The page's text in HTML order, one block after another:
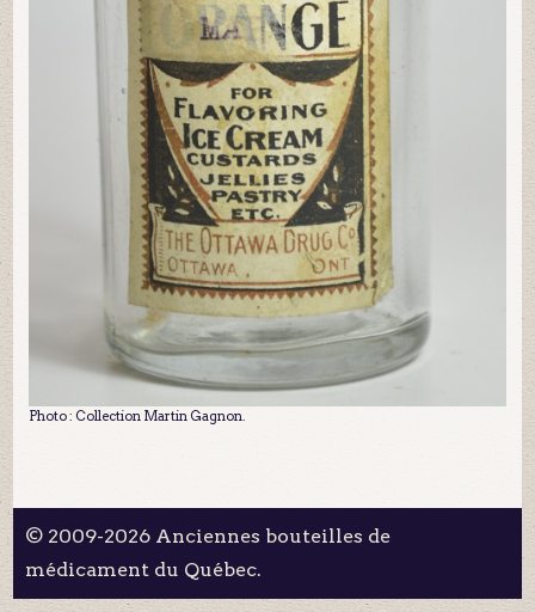
Photo : Collection Martin Gagnon.
© 2009-2026 Anciennes bouteilles de
médicament du Québec.